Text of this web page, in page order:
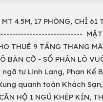
4.5M, 17 PHÒNG, CHỈ 61
THUÊ 9 TẦNG THANG
BÀN CỜ - SỔ PHÂN LÔ
tư Linh Lang, Phan Kế
quanh toàn Khách
HỘ 1 NGỦ KHÉP KÍN,